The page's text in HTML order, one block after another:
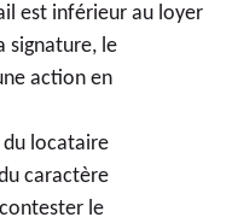
est inférieur au loyer
signature, le
action en
du locataire
caractère
le